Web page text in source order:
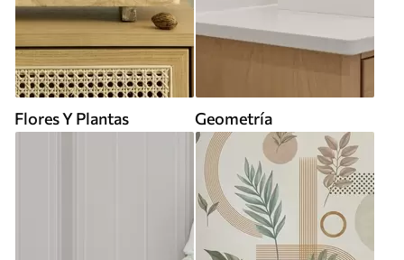
Flores Y Plantas Geometría